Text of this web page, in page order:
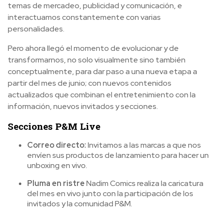
temas de mercadeo, publicidad y comunicación, e
interactuamos constantemente con varias
personalidades.
Pero ahora llegó el momento de evolucionar y de
transformarnos, no solo visualmente sino también
conceptualmente, para dar paso a una nueva etapa a
partir del mes de junio; con nuevos contenidos
actualizados que combinan el entretenimiento con la
información, nuevos invitados y secciones.
Secciones P&M Live
Correo directo:Invitamos a las marcas a que nos
envíen sus productos de lanzamiento para hacer un
unboxing en vivo.
Pluma en ristreNadim Comics realiza la caricatura
del mes en vivo junto con la participación de los
invitados y la comunidad P&M.